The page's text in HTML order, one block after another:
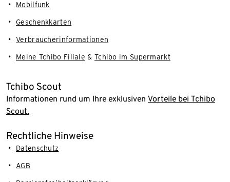
Mobilfunk
Geschenkkarten
Verbraucherinformationen
Meine Tchibo Filiale & Tchibo im Supermarkt
Tchibo Scout
Informationen rund um Ihre exklusiven Vorteile bei Tchibo
Scout.
Rechtliche Hinweise
Datenschutz
AGB